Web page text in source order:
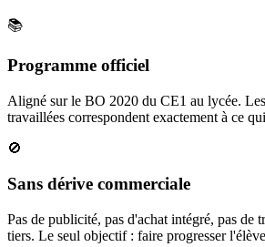
📚
Programme officiel
Aligné sur le BO 2020 du CE1 au lycée.
travaillées correspondent exactement à ce
🚫
Sans dérive commerciale
Pas de publicité, pas d'achat intégré, pas de
tiers. Le seul objectif : faire progresser